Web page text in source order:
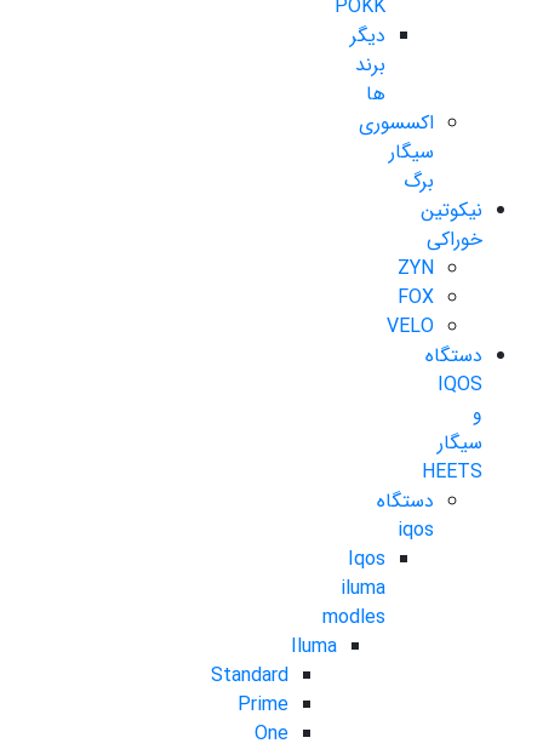
POKK
دیگر
برند
ها
اکسسوری
سیگار
برگ
نیکوتین
خوراکی
ZYN
FOX
VELO
دستگاه
IQOS
و
سیگار
HEETS
دستگاه
iqos
Iqos
iluma
modles
Iluma
Standard
Prime
One